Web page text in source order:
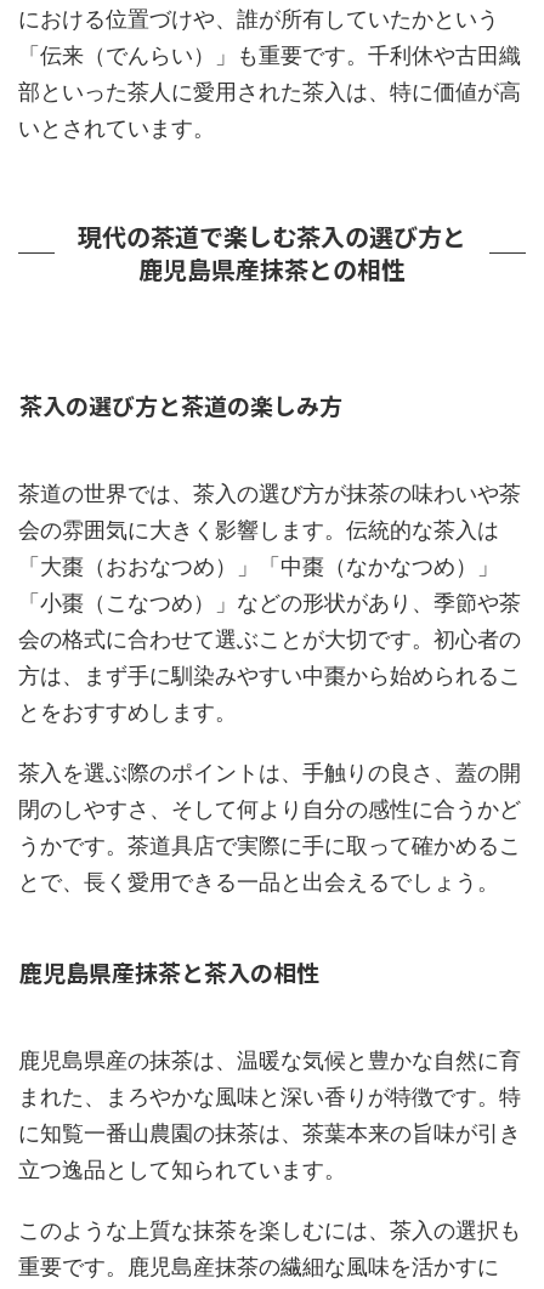
における位置づけや、誰が所有していたかという
「伝来（でんらい）」も重要です。千利休や古田織
部といった茶人に愛用された茶入は、特に価値が高
いとされています。
現代の茶道で楽しむ茶入の選び方と
鹿児島県産抹茶との相性
茶入の選び方と茶道の楽しみ方
茶道の世界では、茶入の選び方が抹茶の味わいや茶
会の雰囲気に大きく影響します。伝統的な茶入は
「大棗（おおなつめ）」「中棗（なかなつめ）」
「小棗（こなつめ）」などの形状があり、季節や茶
会の格式に合わせて選ぶことが大切です。初心者の
方は、まず手に馴染みやすい中棗から始められるこ
とをおすすめします。
茶入を選ぶ際のポイントは、手触りの良さ、蓋の開
閉のしやすさ、そして何より自分の感性に合うかど
うかです。茶道具店で実際に手に取って確かめるこ
とで、長く愛用できる一品と出会えるでしょう。
鹿児島県産抹茶と茶入の相性
鹿児島県産の抹茶は、温暖な気候と豊かな自然に育
まれた、まろやかな風味と深い香りが特徴です。特
に知覧一番山農園の抹茶は、茶葉本来の旨味が引き
立つ逸品として知られています。
このような上質な抹茶を楽しむには、茶入の選択も
重要です。鹿児島産抹茶の繊細な風味を活かすに